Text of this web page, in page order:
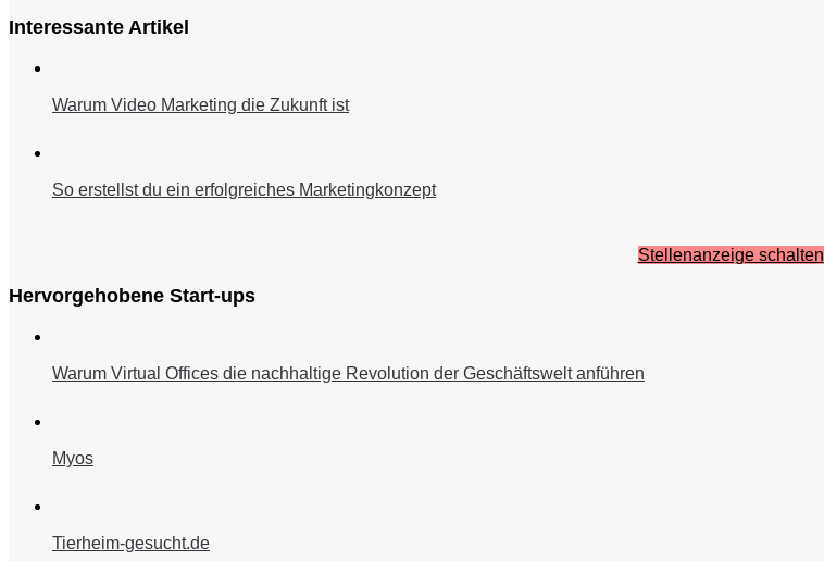
Interessante Artikel
Warum Video Marketing die Zukunft ist
So erstellst du ein erfolgreiches Marketingkonzept
Stellenanzeige schalten
Hervorgehobene Start-ups
Warum Virtual Offices die nachhaltige Revolution der Geschäftswelt anführen
Myos
Tierheim-gesucht.de